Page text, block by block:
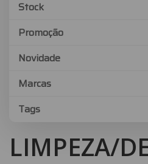
Stock
Promoção
Novidade
Marcas
Tags
LIMPEZA/